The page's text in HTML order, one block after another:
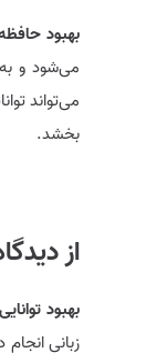
بهبود
می‌شود و به
می‌تواند
بخشد.
از
بهبود
زبانی